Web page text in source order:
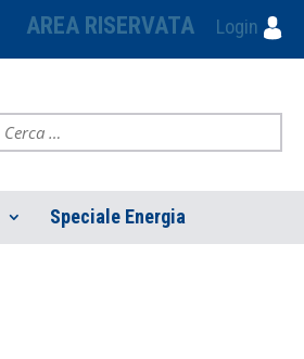
AREA RISERVATA Login
Speciale Energia